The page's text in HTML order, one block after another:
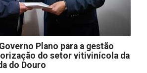
Plano para a gestão
do setor vitivinícola da
do Douro